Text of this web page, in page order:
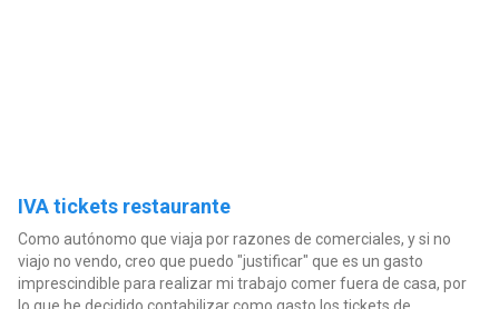
IVA tickets restaurante
Como autónomo que viaja por razones de comerciales, y si no
viajo no vendo, creo que puedo "justificar" que es un gasto
imprescindible para realizar mi trabajo comer fuera de casa, por
lo que he decidido contabilizar como gasto los tickets de...